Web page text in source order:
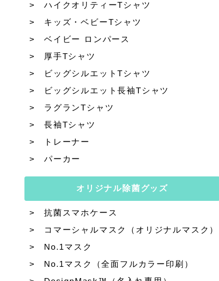
ハイクオリティーTシャツ
キッズ・ベビーTシャツ
ベイビー ロンパース
厚手Tシャツ
ビッグシルエットTシャツ
ビッグシルエット長袖Tシャツ
ラグランTシャツ
長袖Tシャツ
トレーナー
パーカー
オリジナル除菌グッズ
抗菌スマホケース
コマーシャルマスク（オリジナルマスク）
No.1マスク
No.1マスク（全面フルカラー印刷）